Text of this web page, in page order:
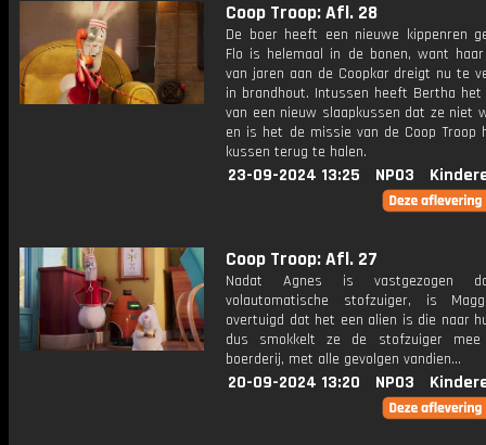
Coop Troop: Afl. 28
De boer heeft een nieuwe kippenren
Flo is helemaal in de bonen, want
van jaren aan de Coopkar dreigt nu te
in brandhout. Intussen heeft Bertha het
van een nieuw slaapkussen dat ze niet
en is het de missie van de Coop Troop
kussen terug te halen.
23-09-2024 13:25 NPO3
Coop Troop: Afl. 27
Nadat Agnes is vastgezogen
volautomatische stofzuiger, is
overtuigd dat het een alien is die naar
dus smokkelt ze de stofzuiger
boerderij, met alle gevolgen vandien...
20-09-2024 13:20 NPO3